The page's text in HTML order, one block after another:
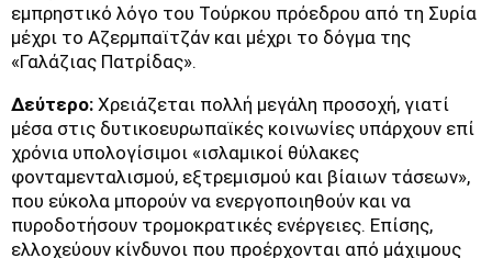
εμπρηστικό λόγο του Τούρκου πρόεδρου από τη Συρία
μέχρι το Αζερμπαϊτζάν και μέχρι το δόγμα της
«Γαλάζιας Πατρίδας».
Δεύτερο: Χρειάζεται πολλή μεγάλη προσοχή, γιατί
μέσα στις δυτικοευρωπαϊκές κοινωνίες υπάρχουν επί
χρόνια υπολογίσιμοι «ισλαμικοί θύλακες
φονταμενταλισμού, εξτρεμισμού και βίαιων τάσεων»,
που εύκολα μπορούν να ενεργοποιηθούν και να
πυροδοτήσουν τρομοκρατικές ενέργειες. Επίσης,
ελλοχεύουν κίνδυνοι που προέρχονται από μάχιμους